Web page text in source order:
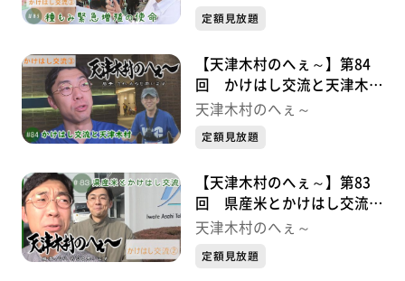
定額見放題
【天津木村のへぇ～】第84
回 かけはし交流と天津木村
かけはし交流シリーズ③
天津木村のへぇ～
定額見放題
【天津木村のへぇ～】第83
回 県産米とかけはし交流
かけはし交流シリーズ②
天津木村のへぇ～
定額見放題